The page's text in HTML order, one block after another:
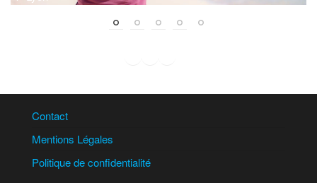
Contact
Mentions Légales
Politique de confidentialité